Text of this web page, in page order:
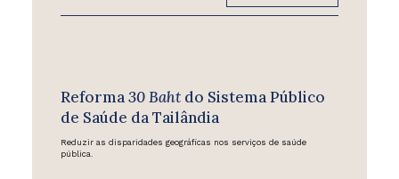
Reforma30 Bahtdo Sistema Público
de Saúde da Tailândia
Reduzir as disparidades geográficas nos serviços de saúde
pública.